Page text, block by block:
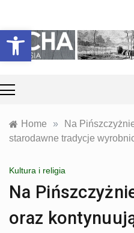
Otwórz pasek narzędzi
content
Home »
Na
starodawne tradycje
Kultura i religia
Na
oraz